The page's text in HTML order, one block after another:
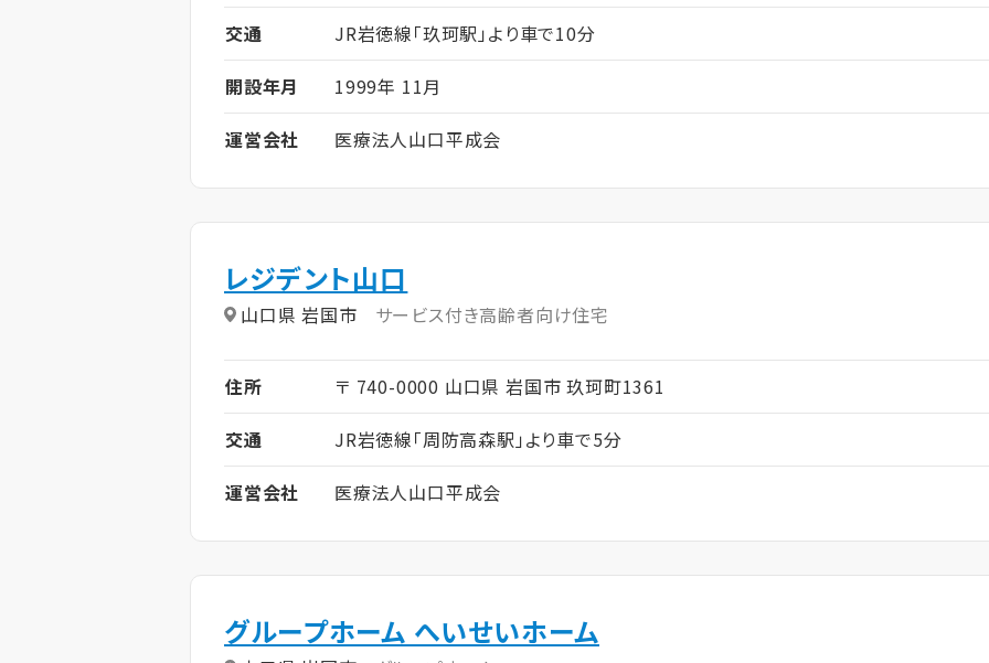
交通
JR岩徳線「玖珂駅」より車で10分
開設年月
1999年 11月
運営会社
医療法人山口平成会
レジデント山口
山口県 岩国市 サービス付き高齢者向け住宅
住所
〒 740-0000 山口県 岩国市 玖珂町1361
交通
JR岩徳線「周防高森駅」より車で5分
運営会社
医療法人山口平成会
グループホーム へいせいホーム